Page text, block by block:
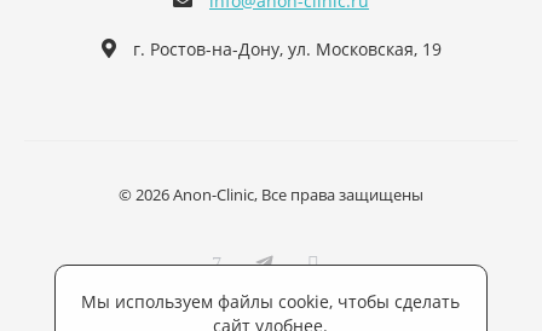
г. Ростов-на-Дону, ул. Московская, 19
© 2026 Anon-Clinic, Все права защищены
Мы используем файлы cookie, чтобы сделать
сайт удобнее.